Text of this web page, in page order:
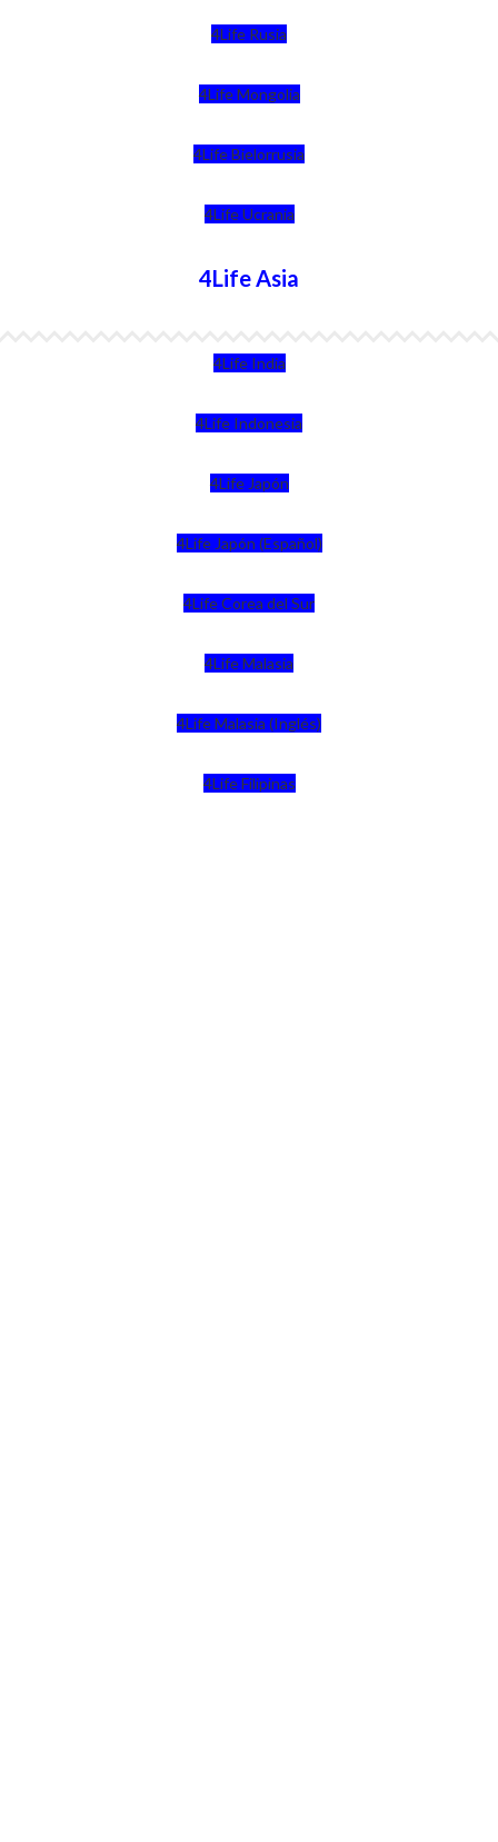
4Life Rusia
4Life Mongolia
4Life Bielorrusia
4Life Ucrania
4Life Asia
4Life India
4Life Indonesia
4Life Japón
4Life Japón (Español)
4Life Corea del Sur
4Life Malasia
4Life Malasia (Inglés)
4Life Filipinas